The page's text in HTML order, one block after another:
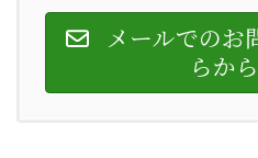
メールでのお
らから